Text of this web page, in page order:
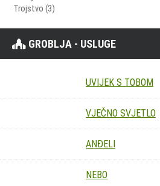
Trojstvo (3)
GROBLJA - USLUGE
UVIJEK S TOBOM
VJEČNO SVJETLO
ANĐELI
NEBO